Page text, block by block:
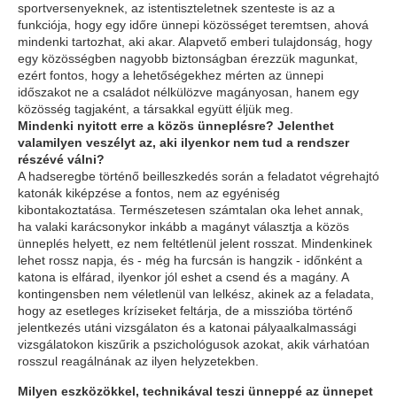
sportversenyeknek, az istentiszteletnek szenteste is az a
funkciója, hogy egy időre ünnepi közösséget teremtsen, ahová
mindenki tartozhat, aki akar. Alapvető emberi tulajdonság, hogy
egy közösségben nagyobb biztonságban érezzük magunkat,
ezért fontos, hogy a lehetőségekhez mérten az ünnepi
időszakot ne a családot nélkülözve magányosan, hanem egy
közösség tagjaként, a társakkal együtt éljük meg.
Mindenki nyitott erre a közös ünneplésre? Jelenthet
valamilyen veszélyt az, aki ilyenkor nem tud a rendszer
részévé válni?
A hadseregbe történő beilleszkedés során a feladatot végrehajtó
katonák kiképzése a fontos, nem az egyéniség
kibontakoztatása. Természetesen számtalan oka lehet annak,
ha valaki karácsonykor inkább a magányt választja a közös
ünneplés helyett, ez nem feltétlenül jelent rosszat. Mindenkinek
lehet rossz napja, és - még ha furcsán is hangzik - időnként a
katona is elfárad, ilyenkor jól eshet a csend és a magány. A
kontingensben nem véletlenül van lelkész, akinek az a feladata,
hogy az esetleges kríziseket feltárja, de a misszióba történő
jelentkezés utáni vizsgálaton és a katonai pályaalkalmassági
vizsgálatokon kiszűrik a pszichológusok azokat, akik várhatóan
rosszul reagálnának az ilyen helyzetekben.
Milyen eszközökkel, technikával teszi ünneppé az ünnepet